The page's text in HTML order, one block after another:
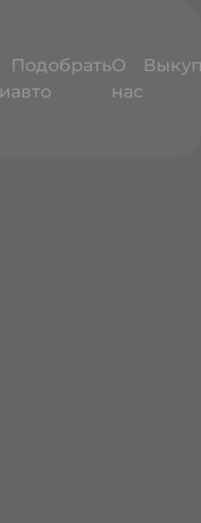
Подобрать
авто
О
нас